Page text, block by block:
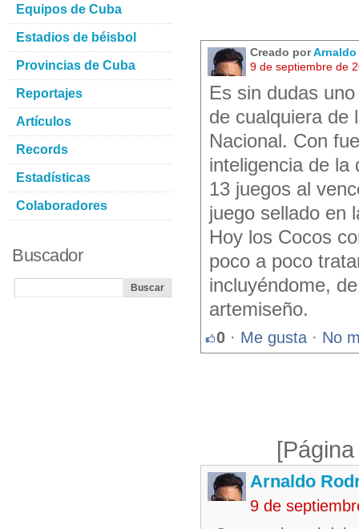
Creado porArnaldo
9 de septiembre de
Es sin dudas
de cualquiera de
Nacional. Con
inteligencia de la
13 juegos al
juego sellado en
Hoy los Cocos
poco a poco
incluyéndome,
artemiseño.
0 · Me gusta · No
Arnaldo
9 de
Equipos de Cuba
Estadios de béisbol
Provincias de Cuba
Reportajes
Artículos
Records
Estadísticas
Colaboradores
Buscador